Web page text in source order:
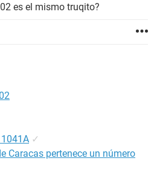
es el mismo truqito?
✓
Caracas pertenece un número